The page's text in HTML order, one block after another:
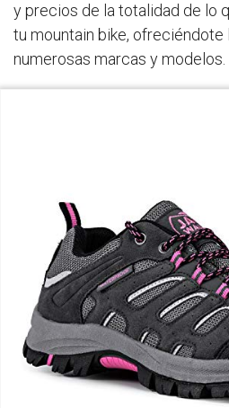
y precios de la totalidad de lo
tu mountain bike,
numerosas marcas y modelos.